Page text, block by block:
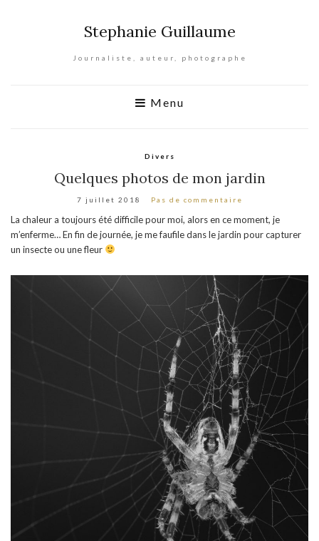
Stephanie Guillaume
Journaliste, auteur, photographe
Menu
Divers
Quelques photos de mon jardin
7 juillet 2018 Pas de commentaire
La chaleur a toujours été difficile pour moi, alors en ce moment, je
m’enferme… En fin de journée, je me faufile dans le jardin pour capturer
un insecte ou une fleur